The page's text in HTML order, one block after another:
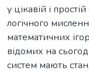
у цікавій і
логічного
математичних
відомих на
систем мають